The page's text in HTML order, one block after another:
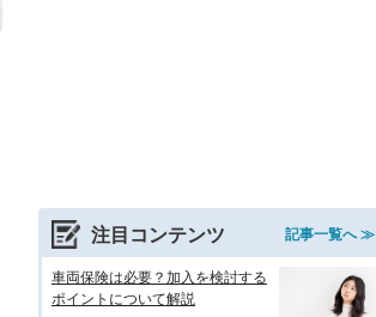
注目コンテンツ 記事一覧へ ≫
車両保険は必要？加入を検討する
ポイントについて解説